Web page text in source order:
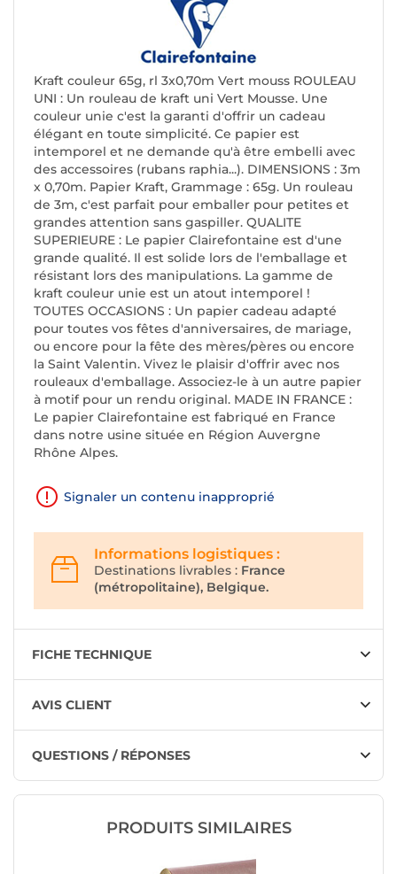
Kraft couleur 65g, rl 3x0,70m Vert mouss ROULEAU
UNI : Un rouleau de kraft uni Vert Mousse. Une
couleur unie c'est la garanti d'offrir un cadeau
élégant en toute simplicité. Ce papier est
intemporel et ne demande qu'à être embelli avec
des accessoires (rubans raphia...). DIMENSIONS : 3m
x 0,70m. Papier Kraft, Grammage : 65g. Un rouleau
de 3m, c'est parfait pour emballer pour petites et
grandes attention sans gaspiller. QUALITE
SUPERIEURE : Le papier Clairefontaine est d'une
grande qualité. Il est solide lors de l'emballage et
résistant lors des manipulations. La gamme de
kraft couleur unie est un atout intemporel !
TOUTES OCCASIONS : Un papier cadeau adapté
pour toutes vos fêtes d'anniversaires, de mariage,
ou encore pour la fête des mères/pères ou encore
la Saint Valentin. Vivez le plaisir d'offrir avec nos
rouleaux d'emballage. Associez-le à un autre papier
à motif pour un rendu original. MADE IN FRANCE :
Le papier Clairefontaine est fabriqué en France
dans notre usine située en Région Auvergne
Rhône Alpes.
Signaler un contenu inapproprié
Informations logistiques :
Destinations livrables : France
(métropolitaine), Belgique.
FICHE TECHNIQUE
AVIS CLIENT
QUESTIONS / RÉPONSES
PRODUITS SIMILAIRES